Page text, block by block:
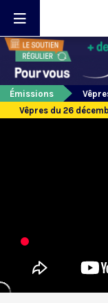
Émissions
Vêpres du 26